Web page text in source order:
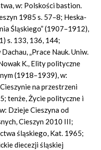
w: Polskości bastion.
1985 s. 57–8; Heska-
Śląskiego” (1907–1912),
s. 133, 136, 144;
„Prace Nauk. Uniw.
K., Elity polityczne
(1918–1939), w:
na przestrzeni
tenże, Życie polityczne i
Dzieje Cieszyna od
Cieszyn 2010 III;
śląskiego, Kat. 1965;
diecezji śląskiej